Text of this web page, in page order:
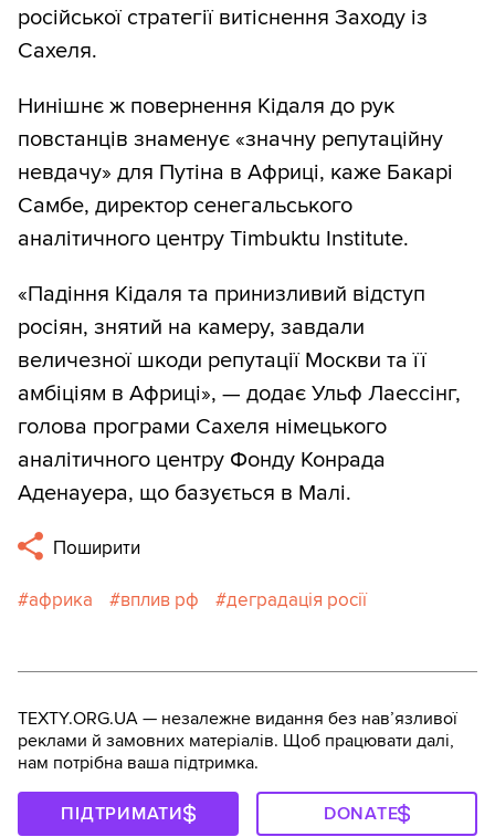
російської стратегії витіснення Заходу із
Сахеля.
Нинішнє ж повернення Кідаля до рук
повстанців знаменує «значну репутаційну
невдачу» для Путіна в Африці, каже Бакарі
Самбе, директор сенегальського
аналітичного центру Timbuktu Institute.
«Падіння Кідаля та принизливий відступ
росіян, знятий на камеру, завдали
величезної шкоди репутації Москви та її
амбіціям в Африці», — додає Ульф Лаессінг,
голова програми Сахеля німецького
аналітичного центру Фонду Конрада
Аденауера, що базується в Малі.
Поширити
африка вплив рф деградація росії
TEXTY.ORG.UA — незалежне видання без навʼязливої
реклами й замовних матеріалів. Щоб працювати далі,
нам потрібна ваша підтримка.
ПІДТРИМАТИ DONATE